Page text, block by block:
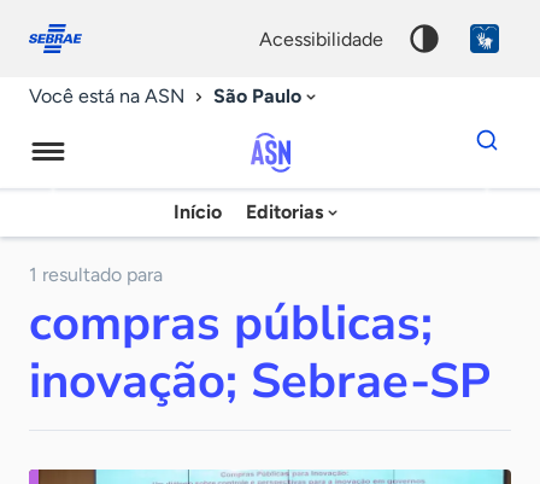
conosco
acessibilidade
Você está na ASN São Paulo
Agência
Sebrae
Notícias
Início Editorias
Dados
para
chave
1 resultado para
compras públicas;
inovação; Sebrae-SP